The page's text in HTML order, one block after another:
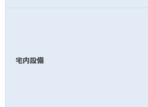
宅内設備